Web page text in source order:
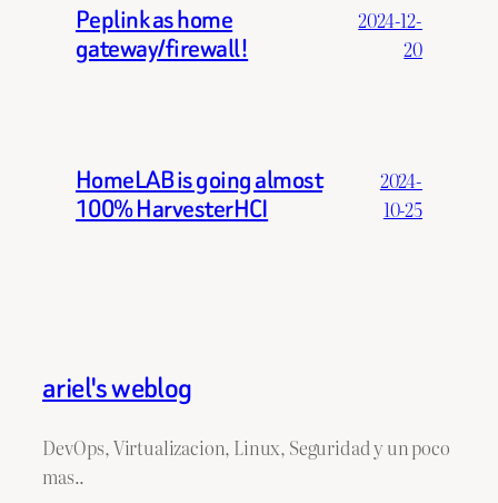
Peplink as home
gateway/firewall!
2024-12-
20
HomeLAB is going almost
100% HarvesterHCI
2024-
10-25
ariel's weblog
DevOps, Virtualizacion, Linux, Seguridad y un poco
mas..